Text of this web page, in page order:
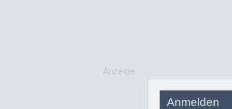
Anmelden
Anzeige